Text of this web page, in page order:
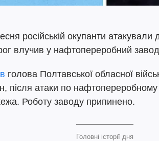
російській окупанти
влучив у нафтопереробний
голова Полтавської обласної
після атаки по
Роботу заводу припинено.
Головні історії дня